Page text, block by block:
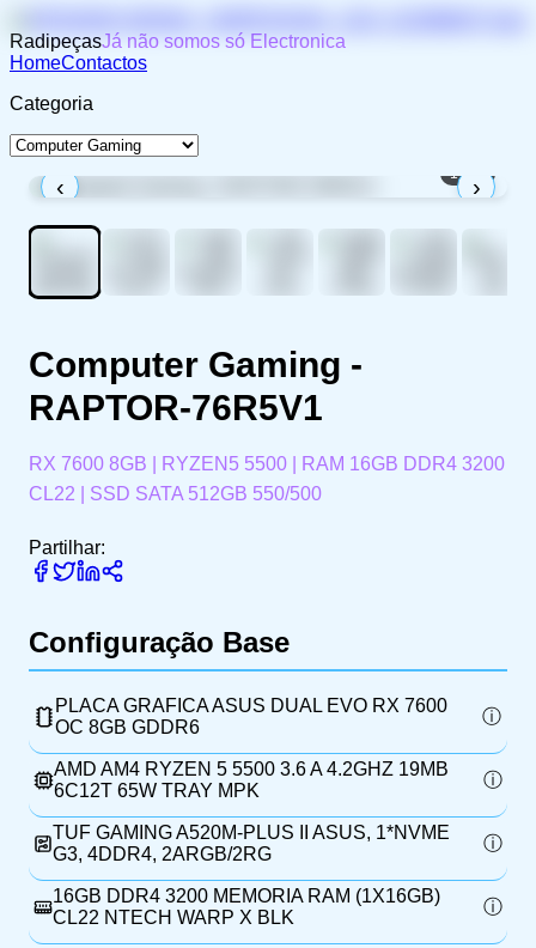
RadipeçasJá não somos só Electronica
HomeContactos
Categoria
‹ ›
1/
Computer Gaming -
RAPTOR-76R5V1
RX 7600 8GB | RYZEN5 5500 | RAM 16GB DDR4 3200
CL22 | SSD SATA 512GB 550/500
Partilhar:
Configuração Base
PLACA GRAFICA ASUS DUAL EVO RX 7600
OC 8GB GDDR6
AMD AM4 RYZEN 5 5500 3.6 A 4.2GHZ 19MB
6C12T 65W TRAY MPK
TUF GAMING A520M-PLUS II ASUS, 1*NVME
G3, 4DDR4, 2ARGB/2RG
16GB DDR4 3200 MEMORIA RAM (1X16GB)
CL22 NTECH WARP X BLK